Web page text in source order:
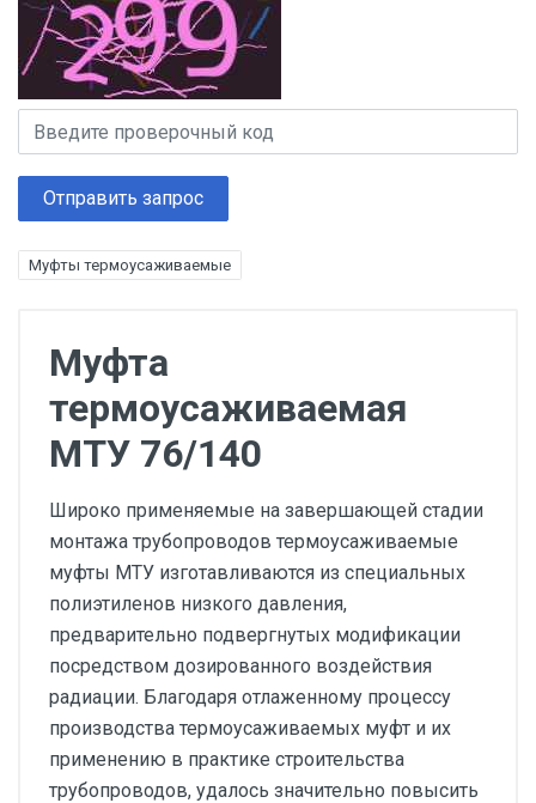
Отправить запрос
Муфты термоусаживаемые
Муфта
термоусаживаемая
МТУ 76/140
Широко применяемые на завершающей стадии
монтажа трубопроводов термоусаживаемые
муфты МТУ изготавливаются из специальных
полиэтиленов низкого давления,
предварительно подвергнутых модификации
посредством дозированного воздействия
радиации. Благодаря отлаженному процессу
производства термоусаживаемых муфт и их
применению в практике строительства
трубопроводов, удалось значительно повысить